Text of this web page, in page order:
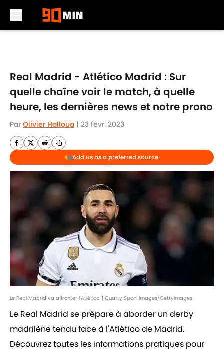
Real Madrid - Atlético Madrid : Sur
quelle chaîne voir le match, à quelle
heure, les dernières news et notre prono
Par Olivier Halloua | 23 févr. 2023
Add us as a preferred source
Le Real Madrid va affronter l'Atlético. | Quality Sport Images/GettyImages
Le Real Madrid se prépare à aborder un derby
madrilène tendu face à l'Atlético de Madrid.
Découvrez toutes les informations pratiques pour